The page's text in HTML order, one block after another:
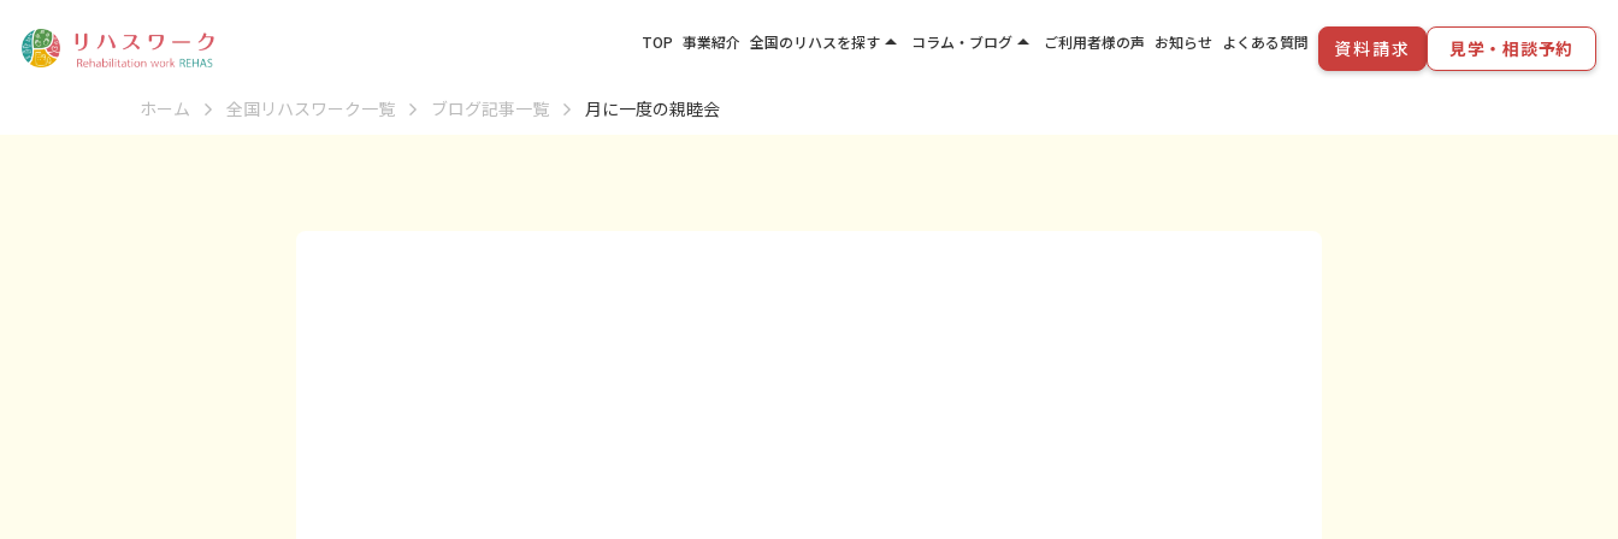
ホーム 全国リハスワーク一覧 ブログ記事一覧 月に一度の親睦会
TOP 事業紹介 全国のリハスを探すarrow_drop_up コラム・ブログarrow_drop_up ご利用者様の声 お知らせ よくある質問 資料請求 見学・相談予約